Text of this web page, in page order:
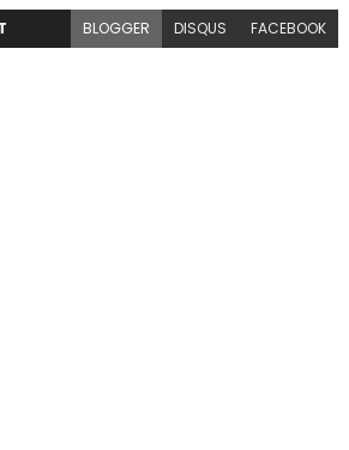
BLOGGER DISQUS FACEBOOK